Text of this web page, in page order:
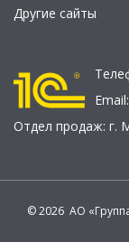
Другие сайты
Email:
Отдел продаж: г.
© 2026 АО